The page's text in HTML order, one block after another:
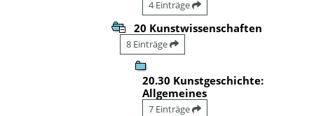
4 Einträge
20 Kunstwissenschaften
8 Einträge
20.30 Kunstgeschichte:
Allgemeines
7 Einträge